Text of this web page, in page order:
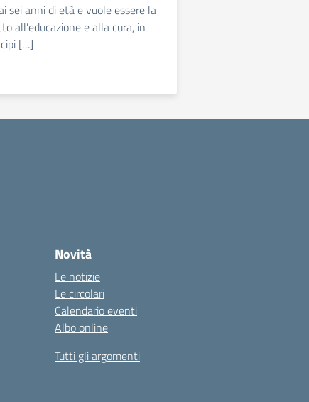
sei anni di età e vuole essere la
all’educazione e alla cura, in
[…]
Novità
Le notizie
Le circolari
Calendario eventi
Albo online
Tutti gli argomenti